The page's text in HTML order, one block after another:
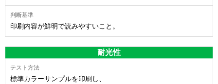
印刷内容が鮮明で読みやすいこと。
耐光性
標準カラーサンプルを印刷し、